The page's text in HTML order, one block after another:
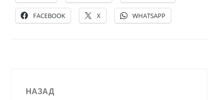
FACEBOOK X WHATSAPP
Навигация
НАЗАД